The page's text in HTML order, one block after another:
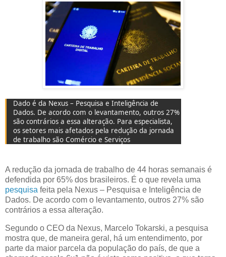
Dado é da Nexus – Pesquisa e Inteligência de
Dados. De acordo com o levantamento, outros 27%
são contrários a essa alteração. Para especialista,
os setores mais afetados pela redução da jornada
de trabalho são Comércio e Serviços
A redução da jornada de trabalho de 44 horas semanais é
defendida por 65% dos brasileiros. É o que revela uma
pesquisa feita pela Nexus – Pesquisa e Inteligência de
Dados. De acordo com o levantamento, outros 27% são
contrários a essa alteração.
Segundo o CEO da Nexus, Marcelo Tokarski, a pesquisa
mostra que, de maneira geral, há um entendimento, por
parte da maior parcela da população do país, de que a